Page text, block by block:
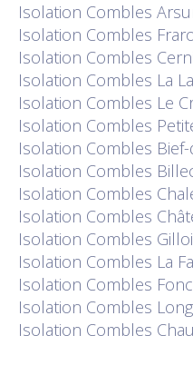
Isolation Combles
Isolation Combles
Isolation Combles
Isolation Combles La
Isolation Combles Le
Isolation Combles
Isolation Combles
Isolation Combles
Isolation Combles
Isolation Combles
Isolation Combles
Isolation Combles La
Isolation Combles
Isolation Combles
Isolation Combles